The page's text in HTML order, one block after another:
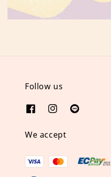
Follow us
We accept